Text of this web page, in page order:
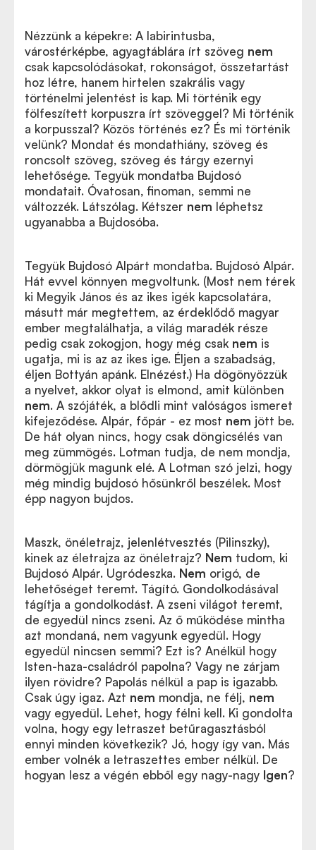
Nézzünk a képekre: A labirintusba,
várostérképbe, agyagtáblára írt szöveg nem
csak kapcsolódásokat, rokonságot, összetartást
hoz létre, hanem hirtelen szakrális vagy
történelmi jelentést is kap. Mi történik egy
fölfeszített korpuszra írt szöveggel? Mi történik
a korpusszal? Közös történés ez? És mi történik
velünk? Mondat és mondathiány, szöveg és
roncsolt szöveg, szöveg és tárgy ezernyi
lehetősége. Tegyük mondatba Bujdosó
mondatait. Óvatosan, finoman, semmi ne
változzék. Látszólag. Kétszer nem léphetsz
ugyanabba a Bujdosóba.
Tegyük Bujdosó Alpárt mondatba. Bujdosó Alpár.
Hát evvel könnyen megvoltunk. (Most nem térek
ki Megyik János és az ikes igék kapcsolatára,
másutt már megtettem, az érdeklődő magyar
ember megtalálhatja, a világ maradék része
pedig csak zokogjon, hogy még csak nem is
ugatja, mi is az az ikes ige. Éljen a szabadság,
éljen Bottyán apánk. Elnézést.) Ha dögönyözzük
a nyelvet, akkor olyat is elmond, amit különben
nem. A szójáték, a blődli mint valóságos ismeret
kifejeződése. Alpár, főpár - ez most nem jött be.
De hát olyan nincs, hogy csak döngicsélés van
meg zümmögés. Lotman tudja, de nem mondja,
dörmögjük magunk elé. A Lotman szó jelzi, hogy
még mindig bujdosó hősünkről beszélek. Most
épp nagyon bujdos.
Maszk, önéletrajz, jelenlétvesztés (Pilinszky),
kinek az életrajza az önéletrajz? Nem tudom, ki
Bujdosó Alpár. Ugródeszka. Nem origó, de
lehetőséget teremt. Tágító. Gondolkodásával
tágítja a gondolkodást. A zseni világot teremt,
de egyedül nincs zseni. Az ő működése mintha
azt mondaná, nem vagyunk egyedül. Hogy
egyedül nincsen semmi? Ezt is? Anélkül hogy
Isten-haza-családról papolna? Vagy ne zárjam
ilyen rövidre? Papolás nélkül a pap is igazabb.
Csak úgy igaz. Azt nem mondja, ne félj, nem
vagy egyedül. Lehet, hogy félni kell. Ki gondolta
volna, hogy egy letraszet betűragasztásból
ennyi minden következik? Jó, hogy így van. Más
ember volnék a letraszettes ember nélkül. De
hogyan lesz a végén ebből egy nagy-nagy Igen?